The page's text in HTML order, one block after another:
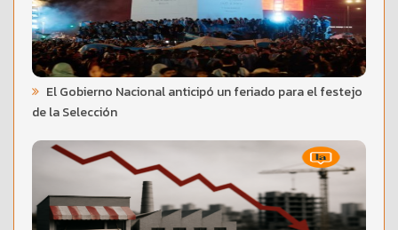
El Gobierno Nacional anticipó un feriado para el festejo
de la Selección